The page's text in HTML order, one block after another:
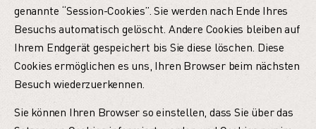
genannte “Session-Cookies”. Sie werden nach Ende Ihres
Besuchs automatisch gelöscht. Andere Cookies bleiben auf
Ihrem Endgerät gespeichert bis Sie diese löschen. Diese
Cookies ermöglichen es uns, Ihren Browser beim nächsten
Besuch wiederzuerkennen.
Sie können Ihren Browser so einstellen, dass Sie über das